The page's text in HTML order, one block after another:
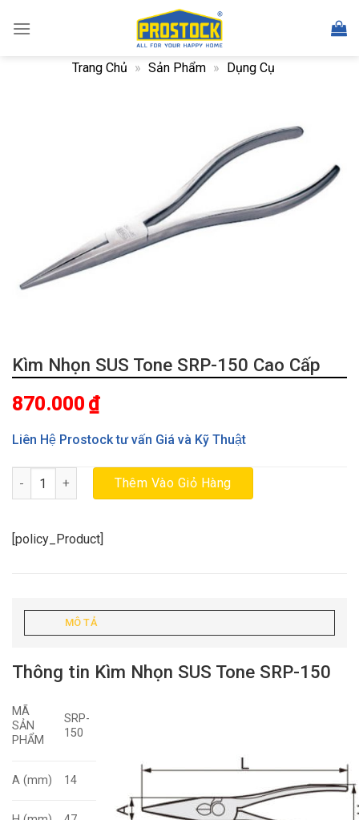
Trang Chủ » Sản Phẩm » Dụng Cụ
Kìm Nhọn SUS Tone SRP-150 Cao Cấp
870.000 ₫
Liên Hệ Prostock tư vấn Giá và Kỹ Thuật
Kìm Nhọn SUS Tone SRP-150 Cao Cấp số lượng
Thêm Vào Giỏ Hàng
[policy_Product]
MÔ TẢ
Thông tin Kìm Nhọn SUS Tone SRP-150
MÃ
SẢN
PHẨM
SRP-
150
A (mm) 14